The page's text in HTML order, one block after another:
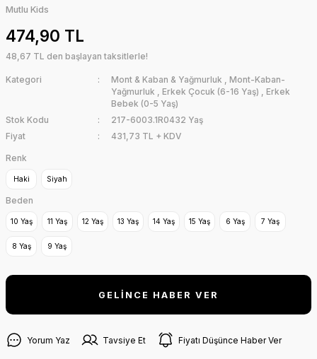
Mutlu Kids
474,90 TL
48,67 TL den başlayan taksitlerle!
Kategori Mont & Kaban & Yağmurluk , Mont-Kaban-
Yağmurluk , Erkek Çocuk (6-16 Yaş) , Erkek
Bebek (0-5 Yaş)
Stok Kodu
217-6003.1R0432 Yaş
Fiyat
431,73 TL + KDV
Renk
Haki Siyah
Beden
10 Yaş 11 Yaş 12 Yaş 13 Yaş 14 Yaş 15 Yaş 6 Yaş 7 Yaş
8 Yaş 9 Yaş
GELİNCE HABER VER
Yorum Yaz Tavsiye Et Fiyatı Düşünce Haber Ver